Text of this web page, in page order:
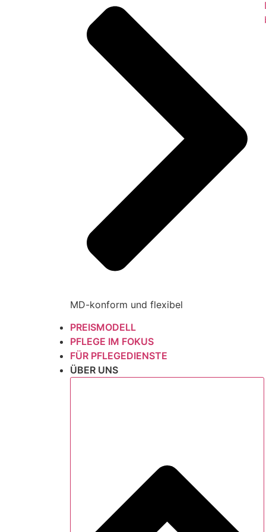
MD-konform und flexibel
PREISMODELL
PFLEGE IM FOKUS
FÜR PFLEGEDIENSTE
ÜBER UNS